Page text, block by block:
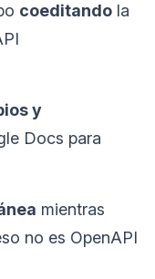
coeditando la
y
Docs para
mientras
no es OpenAPI